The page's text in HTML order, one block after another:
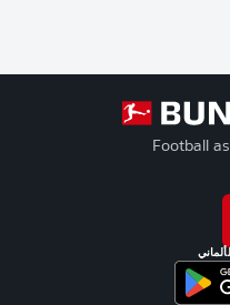
Football